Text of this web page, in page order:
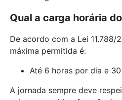
Qual a carga horária
De acordo com a Lei 11.788/
máxima permitida é:
Até 6 horas por dia e
A jornada sempre deve